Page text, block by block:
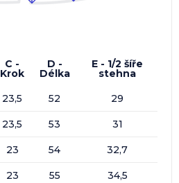
C -
Krok
D -
Délka
E - 1/2 šíře
stehna
23,5 52 29
23,5 53 31
23 54 32,7
23 55 34,5